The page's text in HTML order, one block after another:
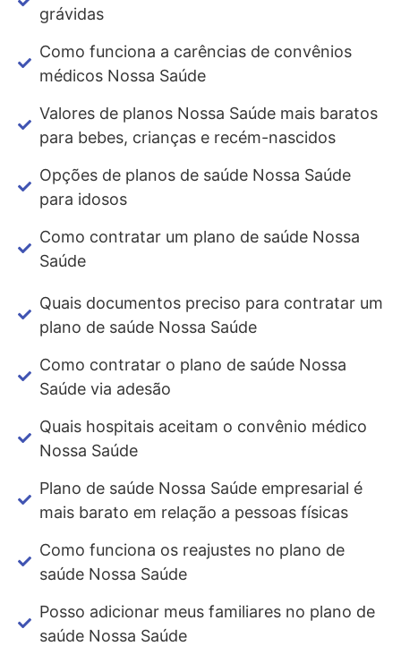
grávidas
Como funciona a carências de convênios
médicos Nossa Saúde
Valores de planos Nossa Saúde mais baratos
para bebes, crianças e recém-nascidos
Opções de planos de saúde Nossa Saúde
para idosos
Como contratar um plano de saúde Nossa
Saúde
Quais documentos preciso para contratar um
plano de saúde Nossa Saúde
Como contratar o plano de saúde Nossa
Saúde via adesão
Quais hospitais aceitam o convênio médico
Nossa Saúde
Plano de saúde Nossa Saúde empresarial é
mais barato em relação a pessoas físicas
Como funciona os reajustes no plano de
saúde Nossa Saúde
Posso adicionar meus familiares no plano de
saúde Nossa Saúde